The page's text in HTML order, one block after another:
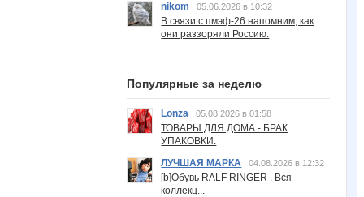
nikom
05.06.2026 в 10:32
В связи с пмэф-26 напомним, как
они раззоряли Россию.
Популярные за неделю
Lonza 05.08.2026 в 01:58
ТОВАРЫ ДЛЯ ДОМА - БРАК
УПАКОВКИ.
ЛУЧШАЯ МАРКА
04.08.2026 в 12:32
[b]Обувь RALF RINGER . Вся
коллекц...